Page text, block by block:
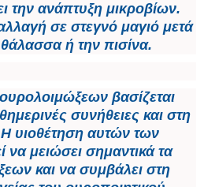
την ανάπτυξη μικροβίων.
σε στεγνό μαγιό μετά
ή την πισίνα.
βασίζεται
συνήθειες και στη
υιοθέτηση αυτών των
να μειώσει σημαντικά τα
και να συμβάλει στη